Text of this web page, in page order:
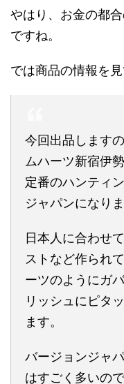
やはり、お金の都
ですね。
では商品の情報を見
今回出品します
ムハーツ新宿伊
定番のハンティ
ジャパンになりま
日本人に合わせ
ストなど作られ
ーツのようにガ
リッシュにピタ
ます。
バージョンジャ
はすごく多いの